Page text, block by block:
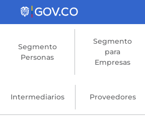
Saltar al contenido principal
Segmento
Personas
Segmento
para
Empresas
Intermediarios Proveedores